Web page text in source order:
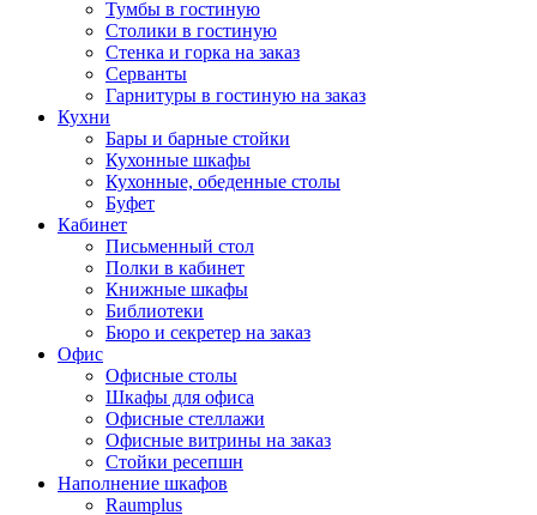
Тумбы в гостиную
Столики в гостиную
Стенка и горка на заказ
Серванты
Гарнитуры в гостиную на заказ
Кухни
Бары и барные стойки
Кухонные шкафы
Кухонные, обеденные столы
Буфет
Кабинет
Письменный стол
Полки в кабинет
Книжные шкафы
Библиотеки
Бюро и секретер на заказ
Офис
Офисные столы
Шкафы для офиса
Офисные стеллажи
Офисные витрины на заказ
Стойки ресепшн
Наполнение шкафов
Raumplus